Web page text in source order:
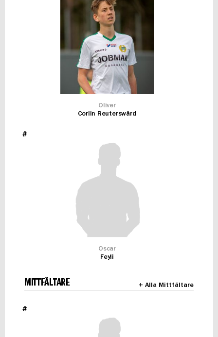
Oliver
Corlin Reuterswärd
#
Oscar
Feyli
MITTFÄLTARE + Alla Mittfältare
#